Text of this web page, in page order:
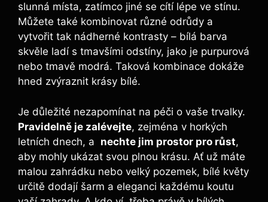
slunná místa, zatímco‌ jiné se cítí lépe ve stínu.
Můžete také kombinovat ⁤různé odrůdy a
vytvořit tak nádherné kontrasty – bílá ⁣barva
skvěle ladí s tmavšími odstíny, jako je purpurová
nebo tmavě modrá.​ Taková ‌kombinace dokáže
hned zvýraznit krásy bílé.
Je ​důležité nezapomínat na ‍péči ​o​ vaše trvalky.
Pravidelně je zalévejte, zejména v horkých
letních dnech, a ​ nechte jim‌ prostor pro růst,
aby mohly ukázat svou plnou ​krásu. ‌Ať už máte
malou zahrádku nebo velký pozemek, bílé⁤ květy
⁢určitě dodají šarm a eleganci každému koutu